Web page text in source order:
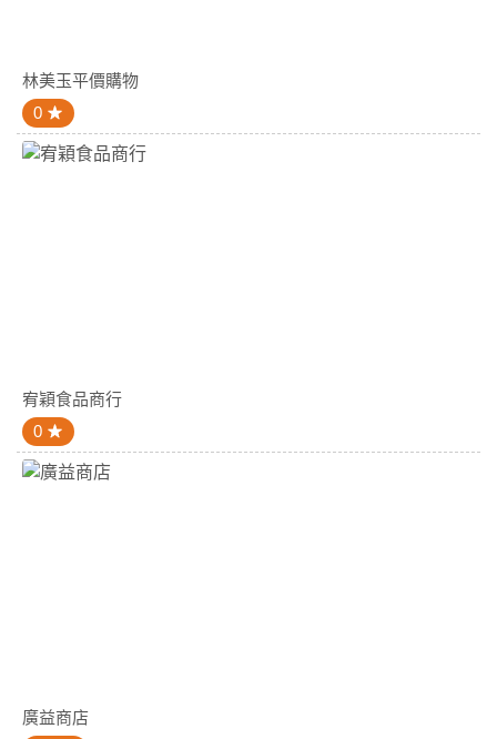
林美玉平價購物
0
宥穎食品商行
0
廣益商店